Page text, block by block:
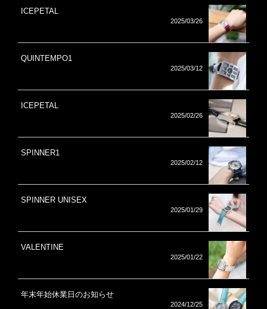
ICEPETAL
2025/03/26
QUINTEMPO1
2025/03/12
ICEPETAL
2025/02/26
SPINNER1
2025/02/12
SPINNER UNISEX
2025/01/29
VALENTINE
2025/01/22
年末年始休業日のお知らせ
2024/12/25